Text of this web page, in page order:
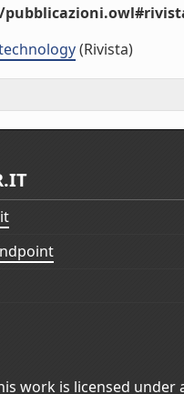
(Rivista)
work is licensed under